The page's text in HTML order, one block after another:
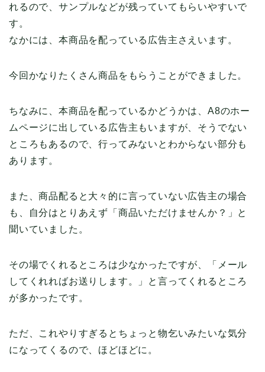
れるので、サンプルなどが残っていてもらいやすいで
す。
なかには、本商品を配っている広告主さえいます。
今回かなりたくさん商品をもらうことができました。
ちなみに、本商品を配っているかどうかは、A8のホー
ムページに出している広告主もいますが、そうでない
ところもあるので、行ってみないとわからない部分も
あります。
また、商品配ると大々的に言っていない広告主の場合
も、自分はとりあえず「商品いただけませんか？」と
聞いていました。
その場でくれるところは少なかったですが、「メール
してくれればお送りします。」と言ってくれるところ
が多かったです。
ただ、これやりすぎるとちょっと物乞いみたいな気分
になってくるので、ほどほどに。